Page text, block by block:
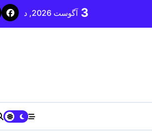
دومین پردیس کانون پرورش
3 آگوست 2026, د